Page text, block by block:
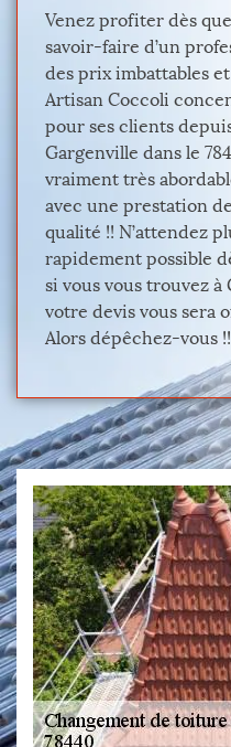
Venez profiter dès
savoir-faire d’un
des prix imbattables
Artisan Coccoli
pour ses clients
Gargenville dans le
vraiment très
avec une prestation
qualité !! N’attendez
rapidement possible
si vous vous trouvez à
votre devis vous sera
Alors dépêchez-vous !!